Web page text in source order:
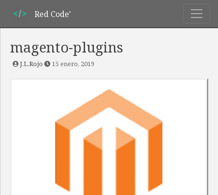
Red Code'
magento-plugins
J.L.Rojo 15 enero, 2019